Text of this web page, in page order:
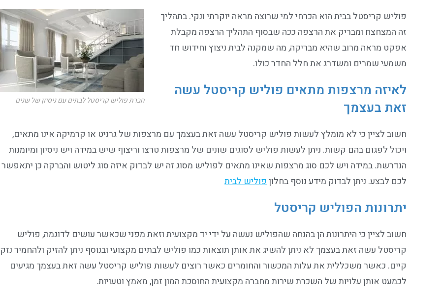
חברת פוליש קריסטל לבתים עם ניסיון של שנים
פוליש קריסטל בבית הוא הכרחי למי שרוצה מראה יוקרתי ונקי. בתהליך
זה המצחצח ומבריק את הרצפה ככה שבסוף התהליך הרצפה מקבלת
אפקט מראה מרוב שהיא מבריקה, מה שמקנה לבית ניצוץ וחידוש חד
משמעי שמרים ומשדרג את חלל החדר כולו.
לאיזה מרצפות מתאים פוליש קריסטל עשה
זאת בעצמך
חשוב לציין כי לא מומלץ לעשות פוליש קריסטל עשה זאת בעצמך עם מרצפות של גרניט או קרמיקה אינו מתאים,
ויכול לפגום בהם קשות. ניתן לעשות פוליש לסוגים שונים של מרצפות טרצו וריצוף שיש במידה ויש ניסיון ומיומנות
הנדרשת. במידה ויש לכם סוג מרצפות שאינו מתאים לפוליש מסוג זה יש לבדוק איזה סוג ליטוש והברקה כן יתאפשר
לכם לבצע. ניתן לבדוק מידע נוסף בחלוןפוליש לבית
יתרונות הפוליש קריסטל
חשוב לציין כי היתרונות הן בהנחה שהפוליש נעשה על ידי יד מקצועית וזאת מפני שכאשר עושים לדוגמה, פוליש
קריסטל עשה זאת בעצמך לא ניתן להשיג את אותן תוצאות כמו פוליש לבתים מקצועי ובנוסף ניתן להזיק ולהחמיר נזק
קיים. כאשר משכללית את עלות המכשור והחומרים כאשר רוצים לעשות פוליש קריסטל עשה זאת בעצמך מגיעים
לכמעט אותן עלויות של השכרת שירות מחברה מקצועית החוסכת המון זמן, מאמץ וטעויות.